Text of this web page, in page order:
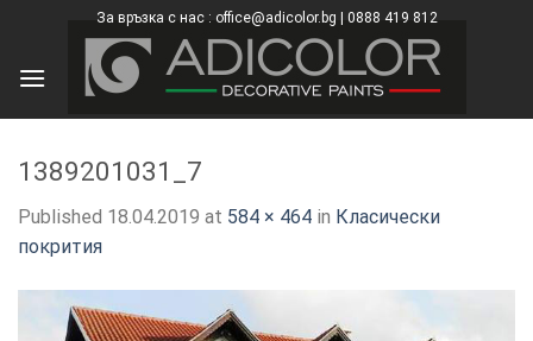
content
За връзка с нас : office@adicolor.bg | 0888 419 812
1389201031_7
Published 18.04.2019 at 584 × 464 in Класически
покрития
×